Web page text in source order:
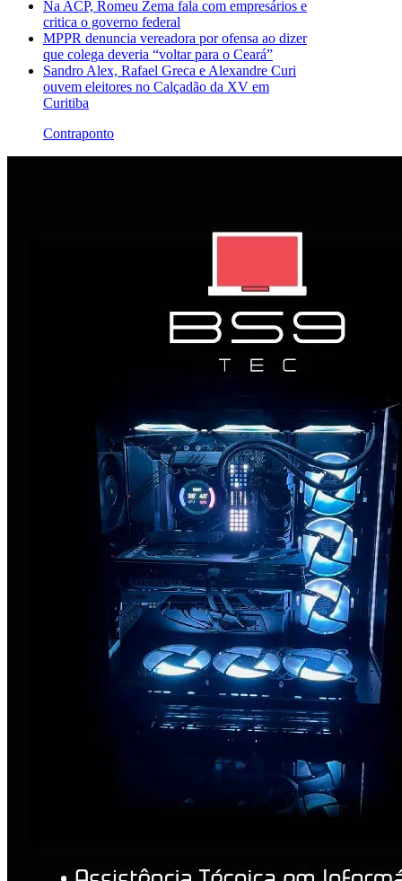
Na ACP, Romeu Zema fala com empresários e
critica o governo federal
MPPR denuncia vereadora por ofensa ao dizer
que colega deveria “voltar para o Ceará”
Sandro Alex, Rafael Greca e Alexandre Curi
ouvem eleitores no Calçadão da XV em
Curitiba
Contraponto